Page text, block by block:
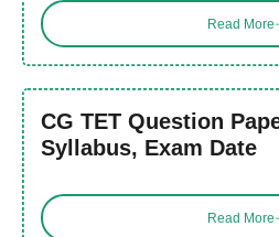
Read More
CG TET Question
Syllabus, Exam Date
Read More